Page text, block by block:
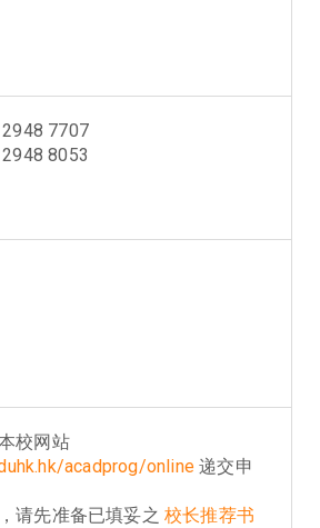
7707
8053
校网站
acadprog/online 递交申
请先准备已填妥之校长推荐书